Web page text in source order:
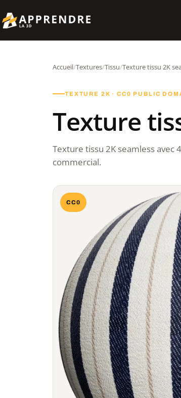
Accueil/Textures/Tissu/Texture tissu 2K
TEXTURE 2K · CC0 PUBLIC
Texture
Texture tissu 2K seamless avec
commercial.
CC0